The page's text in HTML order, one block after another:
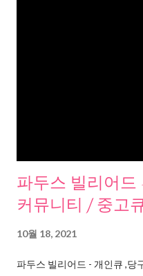
파두스 빌리어
커뮤니티 / 중고
10월 18, 2021
파두스 빌리어드 - 개인큐 ,당